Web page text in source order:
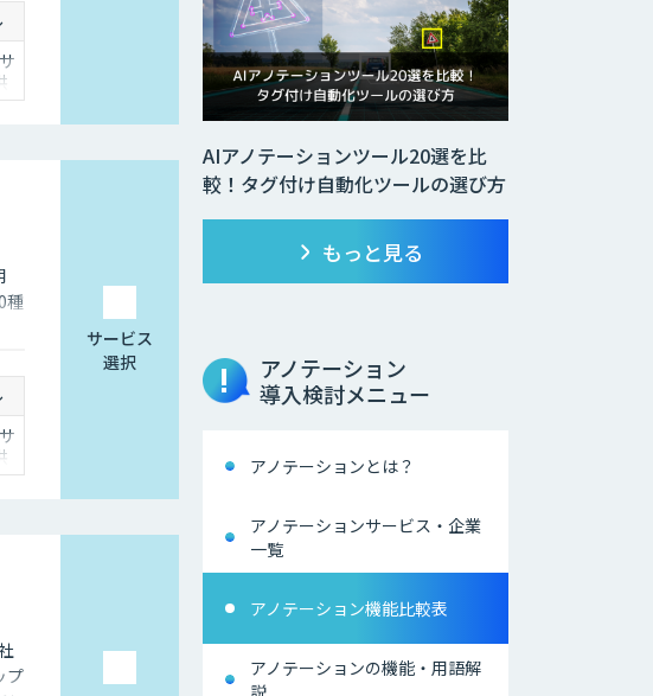
種
サービス
選択
プ
AIアノテーションツール20選を比
較！タグ付け自動化ツールの選び方
もっと見る
アノテーション
導入検討メニュー
アノテーションとは？
アノテーションサービス・企業
一覧
アノテーション機能比較表
アノテーションの機能・用語解